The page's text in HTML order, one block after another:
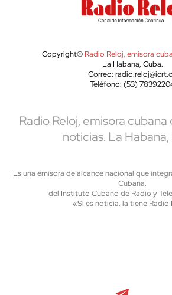
Copyright© Radio Reloj, emisora
La Habana, Cuba.
Correo:
Teléfono: (53)
Radio Reloj, emisora cubana
noticias. La Habana,
Es una emisora de alcance nacional que
Cubana,
del Instituto Cubano de Radio y
«Si es noticia, la tiene Radio